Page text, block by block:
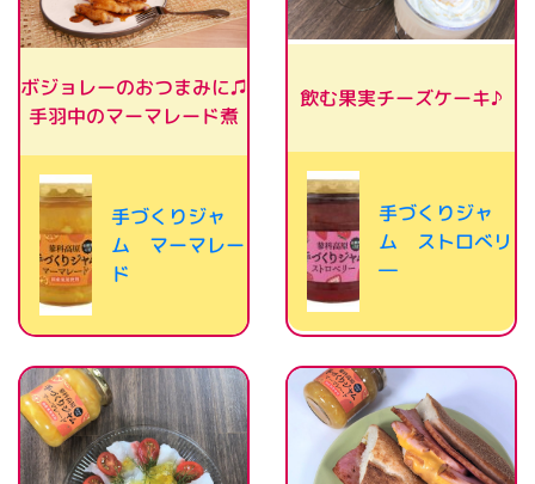
ボジョレーのおつまみに♫
手羽中のマーマレード煮
手づくりジャ
ム マーマレー
ド
飲む果実チーズケーキ♪
手づくりジャ
ム ストロべリ
―